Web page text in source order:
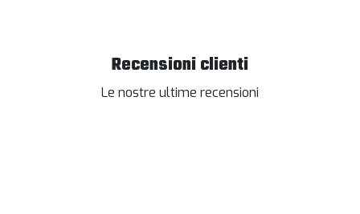
Recensioni clienti
Le nostre ultime recensioni